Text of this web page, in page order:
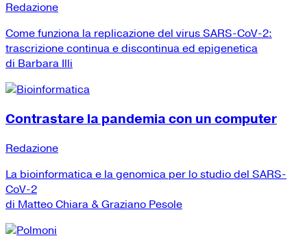
Redazione
Come funziona la replicazione del virus SARS-CoV-2:
trascrizione continua e discontinua ed epigenetica
di Barbara Illi
Contrastare la pandemia con un computer
Redazione
La bioinformatica e la genomica per lo studio del SARS-
CoV-2
di Matteo Chiara & Graziano Pesole